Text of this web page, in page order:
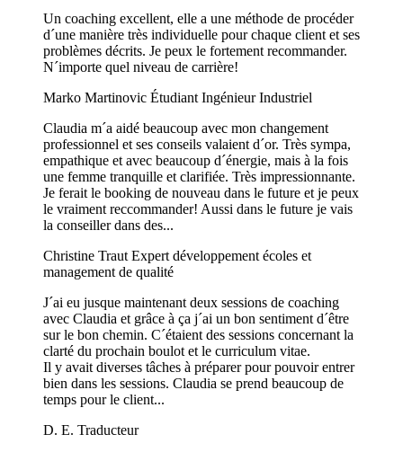
Un coaching excellent, elle a une méthode de procéder
d´une manière très individuelle pour chaque client et ses
problèmes décrits. Je peux le fortement recommander.
N´importe quel niveau de carrière!
Marko Martinovic Étudiant Ingénieur Industriel
Claudia m´a aidé beaucoup avec mon changement
professionnel et ses conseils valaient d´or. Très sympa,
empathique et avec beaucoup d´énergie, mais à la fois
une femme tranquille et clarifiée. Très impressionnante.
Je ferait le booking de nouveau dans le future et je peux
le vraiment reccommander! Aussi dans le future je vais
la conseiller dans des...
Christine Traut Expert développement écoles et
management de qualité
J´ai eu jusque maintenant deux sessions de coaching
avec Claudia et grâce à ça j´ai un bon sentiment d´être
sur le bon chemin. C´étaient des sessions concernant la
clarté du prochain boulot et le curriculum vitae.
Il y avait diverses tâches à préparer pour pouvoir entrer
bien dans les sessions. Claudia se prend beaucoup de
temps pour le client...
D. E. Traducteur